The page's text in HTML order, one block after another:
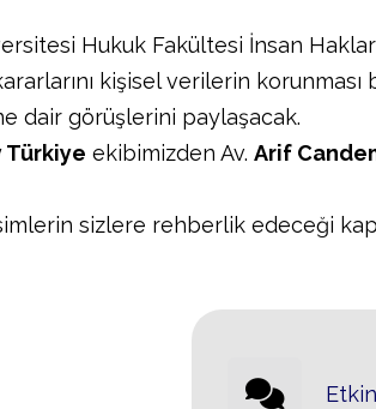
Hukuk Fakültesi İnsan
kişisel verilerin
dair görüşlerini paylaşacak.
Türkiye ekibimizden Av.Arif
sizlere rehberlik edeceği